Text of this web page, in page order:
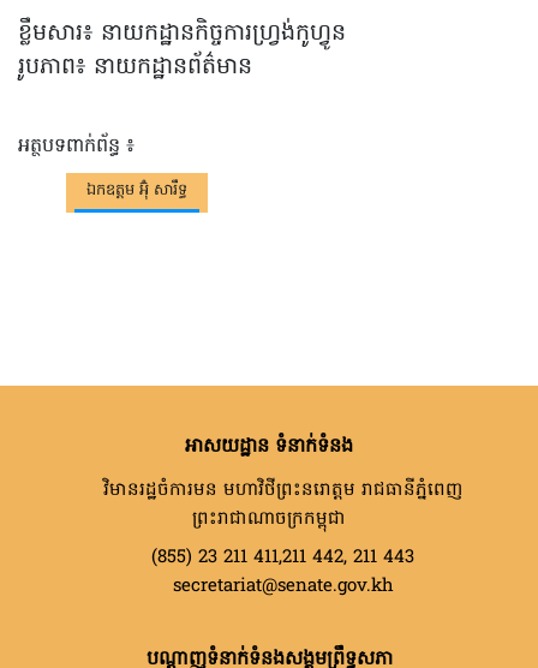
ខ្លឹមសារ៖ នាយកដ្ឋានកិច្ចការហ្រ្វង់កូហ្វូន
រូបភាព៖ នាយកដ្ឋានព័ត៌មាន
អត្ថបទពាក់ព័ន្ធ ៖
ឯកឧត្តម អ៊ុំ សារឹទ្ធ
អាសយដ្ឋាន ទំនាក់ទំនង
វិមានរដ្ឋចំការមន មហាវិថីព្រះនរោត្តម រាជធានីភ្នំពេញ
ព្រះរាជាណាចក្រកម្ពុជា
(855) 23 211 411,211 442, 211 443
secretariat@senate.gov.kh
បណ្តាញទំនាក់ទំនងសង្គមព្រឹទ្ធសភា